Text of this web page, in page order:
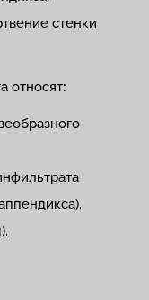
стенки
относят: